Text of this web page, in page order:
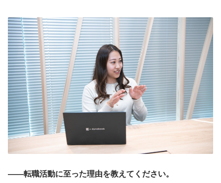
――転職活動に至った理由を教えてください。